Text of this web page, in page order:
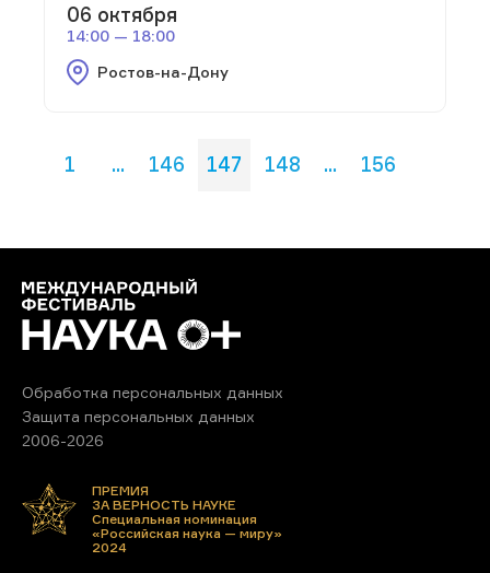
06 октября
14:00 — 18:00
Ростов-на-Дону
1 ... 146 147 148 ... 156
Обработка персональных данных
Защита персональных данных
2006-2026
ПРЕМИЯ
ЗА ВЕРНОСТЬ НАУКЕ
Специальная номинация
«Российская наука — миру»
2024